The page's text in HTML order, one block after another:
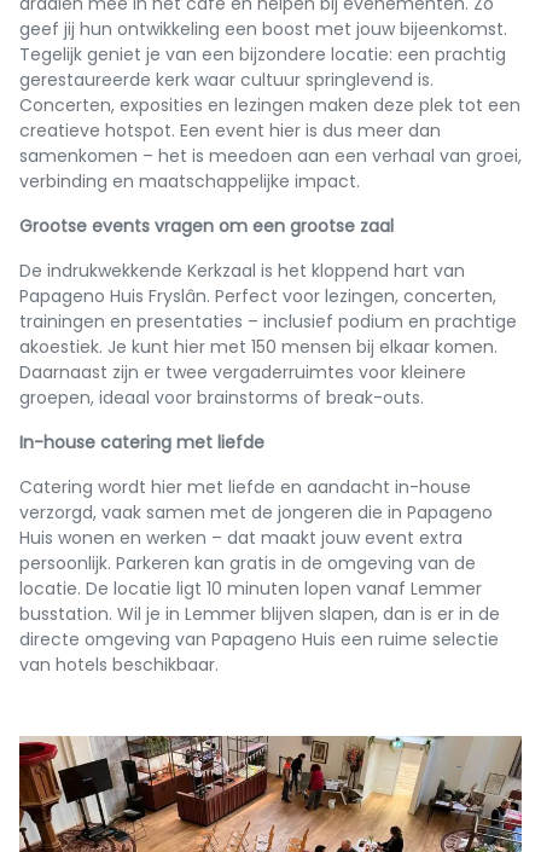
geef jij hun ontwikkeling een boost met jouw bijeenkomst.
Tegelijk geniet je van een bijzondere locatie: een prachtig
gerestaureerde kerk waar cultuur springlevend is.
Concerten, exposities en lezingen maken deze plek tot een
creatieve hotspot. Een event hier is dus meer dan
samenkomen – het is meedoen aan een verhaal van groei,
verbinding en maatschappelijke impact.
Grootse events vragen om een grootse zaal
De indrukwekkende Kerkzaal is het kloppend hart van
Papageno Huis Fryslân. Perfect voor lezingen, concerten,
trainingen en presentaties – inclusief podium en prachtige
akoestiek. Je kunt hier met 150 mensen bij elkaar komen.
Daarnaast zijn er twee vergaderruimtes voor kleinere
groepen, ideaal voor brainstorms of break-outs.
In-house catering met liefde
Catering wordt hier met liefde en aandacht in-house
verzorgd, vaak samen met de jongeren die in Papageno
Huis wonen en werken – dat maakt jouw event extra
persoonlijk. Parkeren kan gratis in de omgeving van de
locatie. De locatie ligt 10 minuten lopen vanaf Lemmer
busstation. Wil je in Lemmer blijven slapen, dan is er in de
directe omgeving van Papageno Huis een ruime selectie
van hotels beschikbaar.